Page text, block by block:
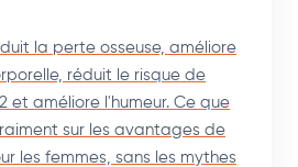
la perte osseuse, améliore
réduit le risque de
améliore l'humeur. Ce que
sur les avantages de
les femmes, sans les mythes